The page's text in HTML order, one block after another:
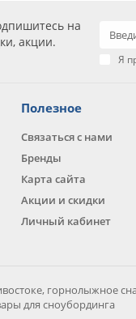
на
акции.
Я
Полезное
Связаться с нами
Бренды
Карта сайта
Акции и скидки
Личный кабинет
горнолыжное
для сноубординга